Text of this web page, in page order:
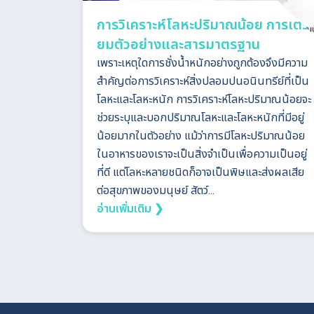
การวิเคราะห์โลหะปริมาณน้อย การเตรี
ยมตัวอย่างและสารมาตรฐาน
เพราะเหตุใดการชั่งน้ำหนักอย่างถูกต้องจึงมีความ
สำคัญต่อการวิเคราะห์สิ่งปลอมปนอนินทรีย์ที่เป็น
โลหะและโลหะหนัก การวิเคราะห์โลหะปริมาณน้อยจะ
ช่วยระบุและบอกปริมาณโลหะและโลหะหนักที่มีอยู่
น้อยมากในตัวอย่าง แม้ว่าการมีโลหะปริมาณน้อย
ในอาหารของเราจะเป็นสิ่งจำเป็นเพื่อความเป็นอยู่
ที่ดี แต่โลหะหลายชนิดก็อาจเป็นพิษและส่งผลเสีย
ต่อสุขภาพของมนุษย์ สัตว์...
อ่านเพิ่มเติม ❯